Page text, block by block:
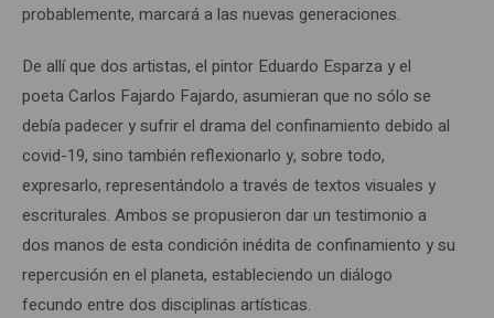
probablemente, marcará a las nuevas generaciones.
De allí que dos artistas, el pintor Eduardo Esparza y el
poeta Carlos Fajardo Fajardo, asumieran que no sólo se
debía padecer y sufrir el drama del confinamiento debido al
covid-19, sino también reflexionarlo y, sobre todo,
expresarlo, representándolo a través de textos visuales y
escriturales. Ambos se propusieron dar un testimonio a
dos manos de esta condición inédita de confinamiento y su
repercusión en el planeta, estableciendo un diálogo
fecundo entre dos disciplinas artísticas.